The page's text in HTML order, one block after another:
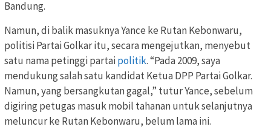
Bandung.
Namun, di balik masuknya Yance ke Rutan Kebonwaru,
politisi Partai Golkar itu, secara mengejutkan, menyebut
satu nama petinggi partaipolitik. “Pada 2009, saya
mendukung salah satu kandidat Ketua DPP Partai Golkar.
Namun, yang bersangkutan gagal,” tutur Yance, sebelum
digiring petugas masuk mobil tahanan untuk selanjutnya
meluncur ke Rutan Kebonwaru, belum lama ini.